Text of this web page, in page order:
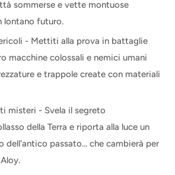
sommerse e vette montuose
lontano futuro.
- Mettiti alla prova in battaglie
macchine colossali e nemici umani
e trappole create con materiali
misteri - Svela il segreto
della Terra e riporta alla luce un
dell'antico passato... che cambierà per